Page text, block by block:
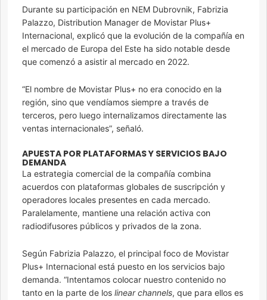
Durante su participación en NEM Dubrovnik, Fabrizia
Palazzo, Distribution Manager de Movistar Plus+
Internacional, explicó que la evolución de la compañía en
el mercado de Europa del Este ha sido notable desde
que comenzó a asistir al mercado en 2022.
“El nombre de Movistar Plus+ no era conocido en la
región, sino que vendíamos siempre a través de
terceros, pero luego internalizamos directamente las
ventas internacionales”, señaló.
APUESTA POR PLATAFORMAS Y SERVICIOS BAJO
DEMANDA
La estrategia comercial de la compañía combina
acuerdos con plataformas globales de suscripción y
operadores locales presentes en cada mercado.
Paralelamente, mantiene una relación activa con
radiodifusores públicos y privados de la zona.
Según Fabrizia Palazzo, el principal foco de Movistar
Plus+ Internacional está puesto en los servicios bajo
demanda. “Intentamos colocar nuestro contenido no
tanto en la parte de los linear channels, que para ellos es